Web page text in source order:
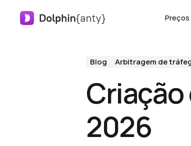
Preços
Blog Arbitragem de
2026